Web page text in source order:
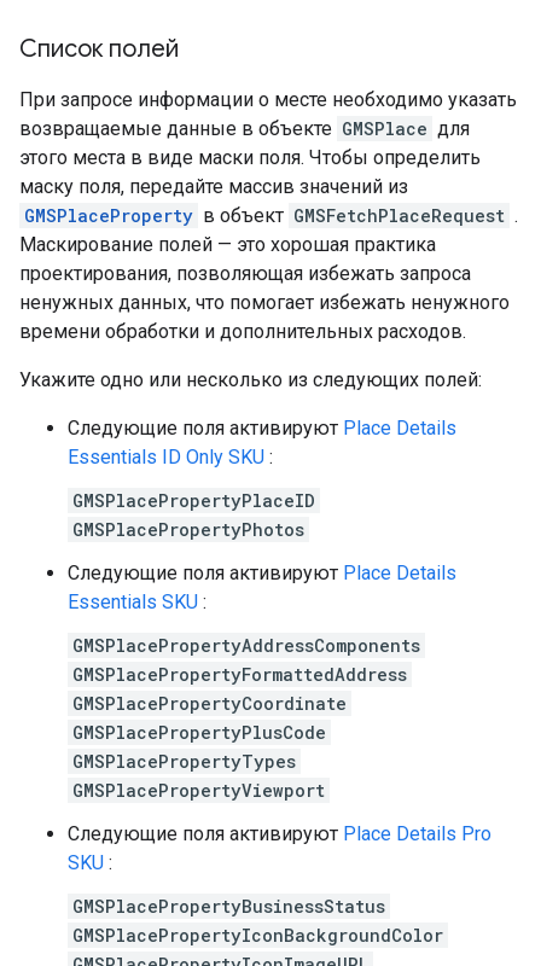
Список полей
При запросе информации о месте необходимо указать
возвращаемые данные в объекте GMSPlace для
этого места в виде маски поля. Чтобы определить
маску поля, передайте массив значений из
GMSPlaceProperty в объект GMSFetchPlaceRequest .
Маскирование полей — это хорошая практика
проектирования, позволяющая избежать запроса
ненужных данных, что помогает избежать ненужного
времени обработки и дополнительных расходов.
Укажите одно или несколько из следующих полей:
Следующие поля активируют Place Details
Essentials ID Only SKU :
GMSPlacePropertyPlaceID
GMSPlacePropertyPhotos
Следующие поля активируют Place Details
Essentials SKU :
GMSPlacePropertyAddressComponents
GMSPlacePropertyFormattedAddress
GMSPlacePropertyCoordinate
GMSPlacePropertyPlusCode
GMSPlacePropertyTypes
GMSPlacePropertyViewport
Следующие поля активируют Place Details Pro
SKU :
GMSPlacePropertyBusinessStatus
GMSPlacePropertyIconBackgroundColor